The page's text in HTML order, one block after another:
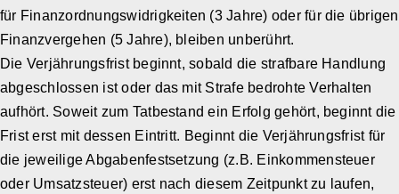
für Finanzordnungswidrigkeiten (3 Jahre) oder für die übrigen
Finanzvergehen (5 Jahre), bleiben unberührt.
Die Verjährungsfrist beginnt, sobald die strafbare Handlung
abgeschlossen ist oder das mit Strafe bedrohte Verhalten
aufhört. Soweit zum Tatbestand ein Erfolg gehört, beginnt die
Frist erst mit dessen Eintritt. Beginnt die Verjährungsfrist für
die jeweilige Abgabenfestsetzung (z.B. Einkommensteuer
oder Umsatzsteuer) erst nach diesem Zeitpunkt zu laufen,